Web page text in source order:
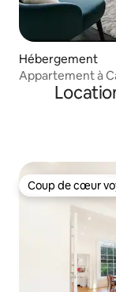
Hébergement
Appartement à
Coup de cœur
Coup de cœur